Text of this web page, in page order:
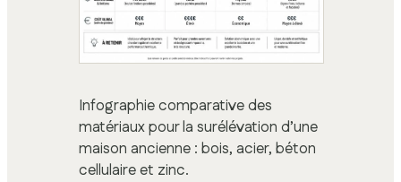
Infographie comparative des
matériaux pour la surélévation d’une
maison ancienne : bois, acier, béton
cellulaire et zinc.